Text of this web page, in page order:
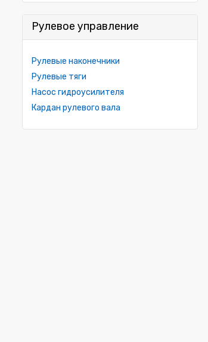
Рулевое управление
Рулевые наконечники
Рулевые тяги
Насос гидроусилителя
Кардан рулевого вала